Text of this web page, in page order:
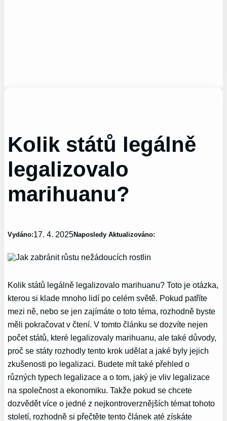
Kolik států legálně
legalizovalo
marihuanu?
Vydáno:17. 4. 2025Naposledy Aktualizováno:
Kolik států legálně legalizovalo marihuanu? Toto je otázka,
kterou si klade mnoho lidí po celém světě. Pokud patříte
mezi ně, nebo se jen zajímáte o toto téma, rozhodně byste
měli pokračovat v čtení. V tomto článku se dozvíte nejen
počet států, které legalizovaly marihuanu, ale také důvody,
proč se státy rozhodly tento krok udělat a jaké byly jejich
zkušenosti po legalizaci. Budete mít také přehled o
různých typech legalizace a o tom, jaký je vliv legalizace
na společnost a ekonomiku. Takže pokud se chcete
dozvědět více o jedné z nejkontroverznějších témat tohoto
století, rozhodně si přečtěte tento článek até získáte